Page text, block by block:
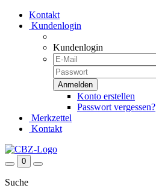
Kontakt
Kundenlogin
Kundenlogin
Konto erstellen
Passwort vergessen?
Merkzettel
Kontakt
0
Suche